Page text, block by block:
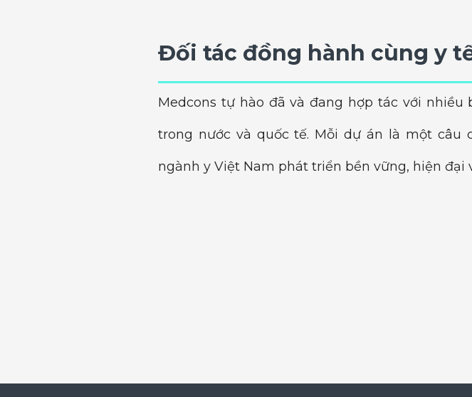
Đối tác đồng hành cùng y
Medcons tự hào đã và đang hợp tác với
trong nước và quốc tế. Mỗi dự án là một câu
ngành y Việt Nam phát triển bền vững, hiện đại